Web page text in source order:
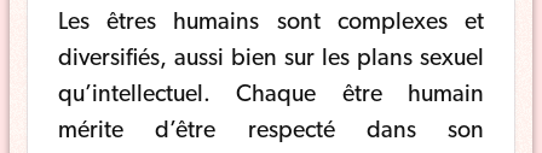
Les êtres humains sont complexes et
diversifiés, aussi bien sur les plans sexuel
qu’intellectuel. Chaque être humain
mérite d’être respecté dans son